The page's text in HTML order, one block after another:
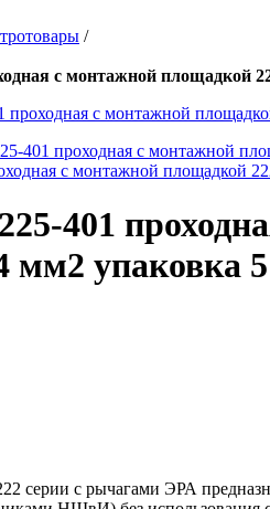
/
с монтажной площадкой
401
мм2 упаковка
серии с рычагами ЭРА